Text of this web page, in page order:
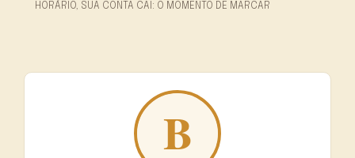
HORÁRIO, SUA CONTA CAI: O MOMENTO DE MARCAR